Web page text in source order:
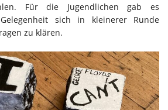
Für die Jugendlichen gab es
sich in kleinerer Runde
zu klären.